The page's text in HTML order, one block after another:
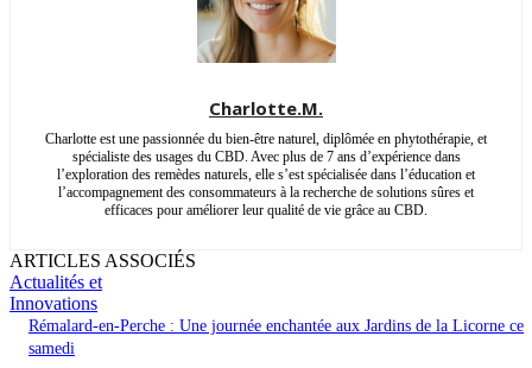
Charlotte.M.
Charlotte est une passionnée du bien-être naturel, diplômée en phytothérapie, et
spécialiste des usages du CBD. Avec plus de 7 ans d’expérience dans
l’exploration des remèdes naturels, elle s’est spécialisée dans l’éducation et
l’accompagnement des consommateurs à la recherche de solutions sûres et
efficaces pour améliorer leur qualité de vie grâce au CBD.
ARTICLES ASSOCIÉS
Actualités et
Innovations
Rémalard-en-Perche : Une journée enchantée aux Jardins de la Licorne ce
samedi